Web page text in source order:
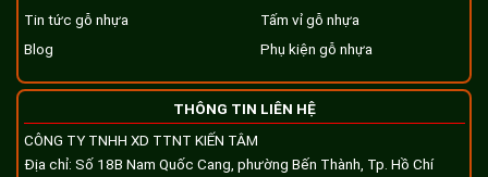
Tin tức gỗ nhựa
Blog
Tấm vỉ gỗ nhựa
Phụ kiện gỗ nhựa
THÔNG TIN LIÊN HỆ
CÔNG TY TNHH XD TTNT KIẾN TÂM
Địa chỉ: Số 18B Nam Quốc Cang, phường Bến Thành, Tp. Hồ Chí